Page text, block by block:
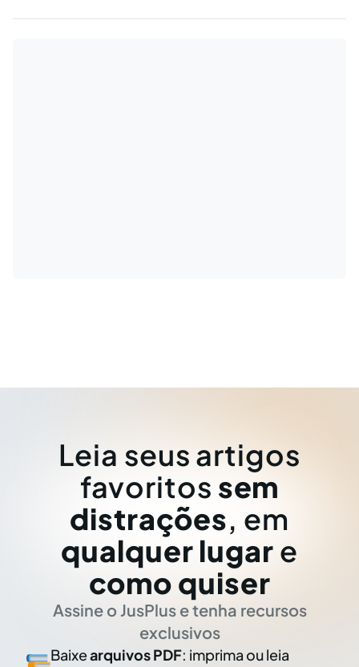
do diretor do Departamento de África. Para
Leia seus artigos
favoritos sem
distrações, em
qualquer lugar e
como quiser
Assine o JusPlus e tenha recursos
exclusivos
Baixearquivos PDF: imprima ou leia